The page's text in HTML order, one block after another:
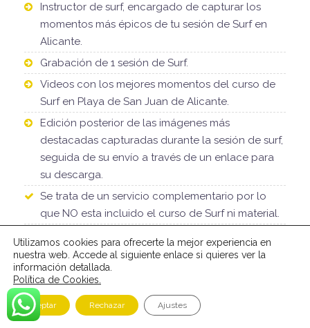
Instructor de surf, encargado de capturar los
momentos más épicos de tu sesión de Surf en
Alicante.
Grabación de 1 sesión de Surf.
Videos con los mejores momentos del curso de
Surf en Playa de San Juan de Alicante.
Edición posterior de las imágenes más
destacadas capturadas durante la sesión de surf,
seguida de su envío a través de un enlace para
su descarga.
Se trata de un servicio complementario por lo
que NO esta incluido el curso de Surf ni material.
poder añadir este servicio a tu experiencia.
SESIÓN DE SURF GRABADA EN 4K
Utilizamos cookies para ofrecerte la mejor experiencia en
nuestra web. Accede al siguiente enlace si quieres ver la
información detallada.
Política de Cookies.
Aceptar Rechazar Ajustes